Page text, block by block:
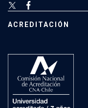
ACREDITACIÓN